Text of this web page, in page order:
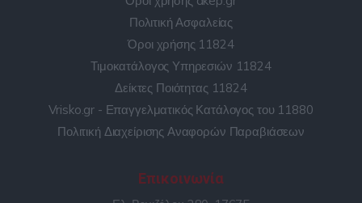
Πολιτική Ασφαλείας
Όροι χρήσης 11824
Τιμοκατάλογος Υπηρεσιών 11824
Δείκτες Ποιότητας 11824
Vrisko.gr - Επαγγελματικός Κατάλογος του 11880
Πολιτική Διαχείρισης Αναφορών Παραβιάσεων
Επικοινωνία